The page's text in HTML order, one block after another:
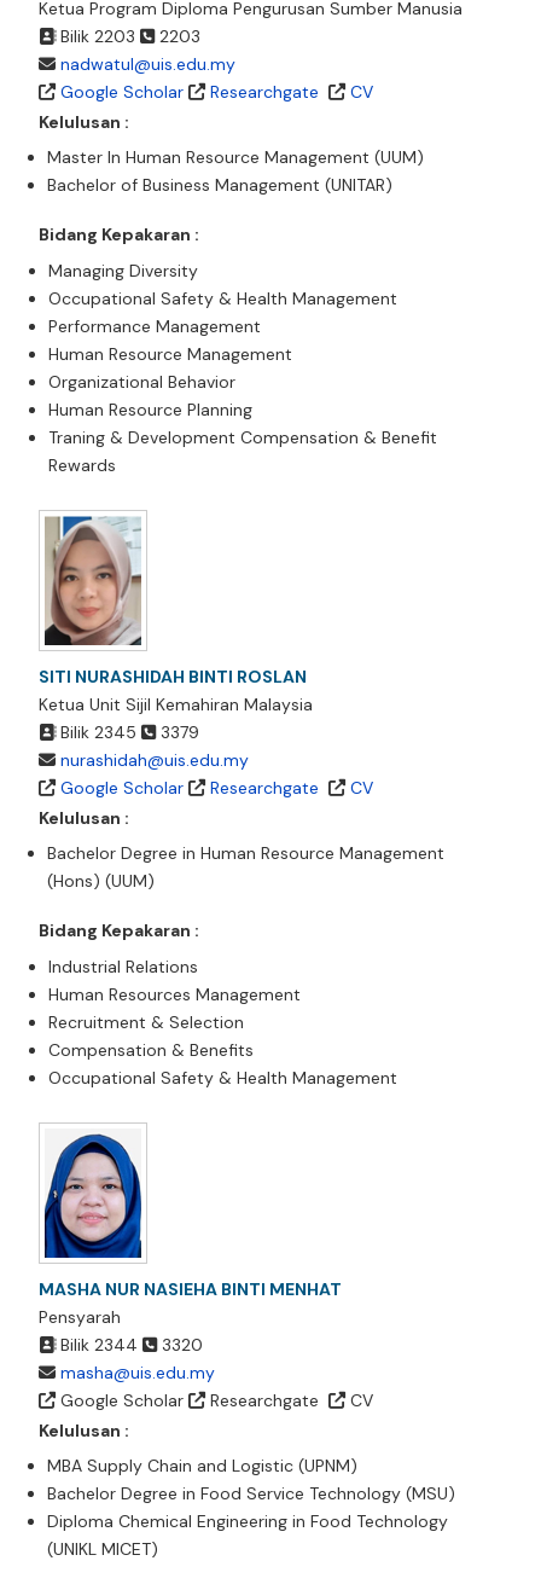
Ketua Program Diploma Pengurusan Sumber Manusia
Bilik 2203
2203
nadwatul@uis.edu.my
Google Scholar
Researchgate
CV
Kelulusan :
Master In Human Resource Management (UUM)
Bachelor of Business Management (UNITAR)
Bidang Kepakaran :
Managing Diversity
Occupational Safety & Health Management
Performance Management
Human Resource Management
Organizational Behavior
Human Resource Planning
Traning & Development Compensation & Benefit
Rewards
SITI NURASHIDAH BINTI ROSLAN
Ketua Unit Sijil Kemahiran Malaysia
Bilik 2345
3379
nurashidah@uis.edu.my
Google Scholar
Researchgate
CV
Kelulusan :
Bachelor Degree in Human Resource Management
(Hons) (UUM)
Bidang Kepakaran :
Industrial Relations
Human Resources Management
Recruitment & Selection
Compensation & Benefits
Occupational Safety & Health Management
MASHA NUR NASIEHA BINTI MENHAT
Pensyarah
Bilik 2344
3320
masha@uis.edu.my
Google Scholar
Researchgate
CV
Kelulusan :
MBA Supply Chain and Logistic (UPNM)
Bachelor Degree in Food Service Technology (MSU)
Diploma Chemical Engineering in Food Technology
(UNIKL MICET)